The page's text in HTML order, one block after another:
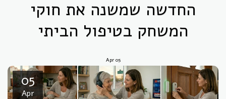
החדשה שמשנה את חוקי
המשחק בטיפול הביתי
05
Apr
05
Apr